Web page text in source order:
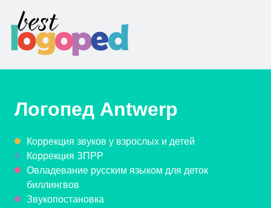
Логопед Antwerp
Коррекция звуков у взрослых и детей
Коррекция ЗПРР
Овладевание русским языком для деток
биллингвов
Звукопостановка